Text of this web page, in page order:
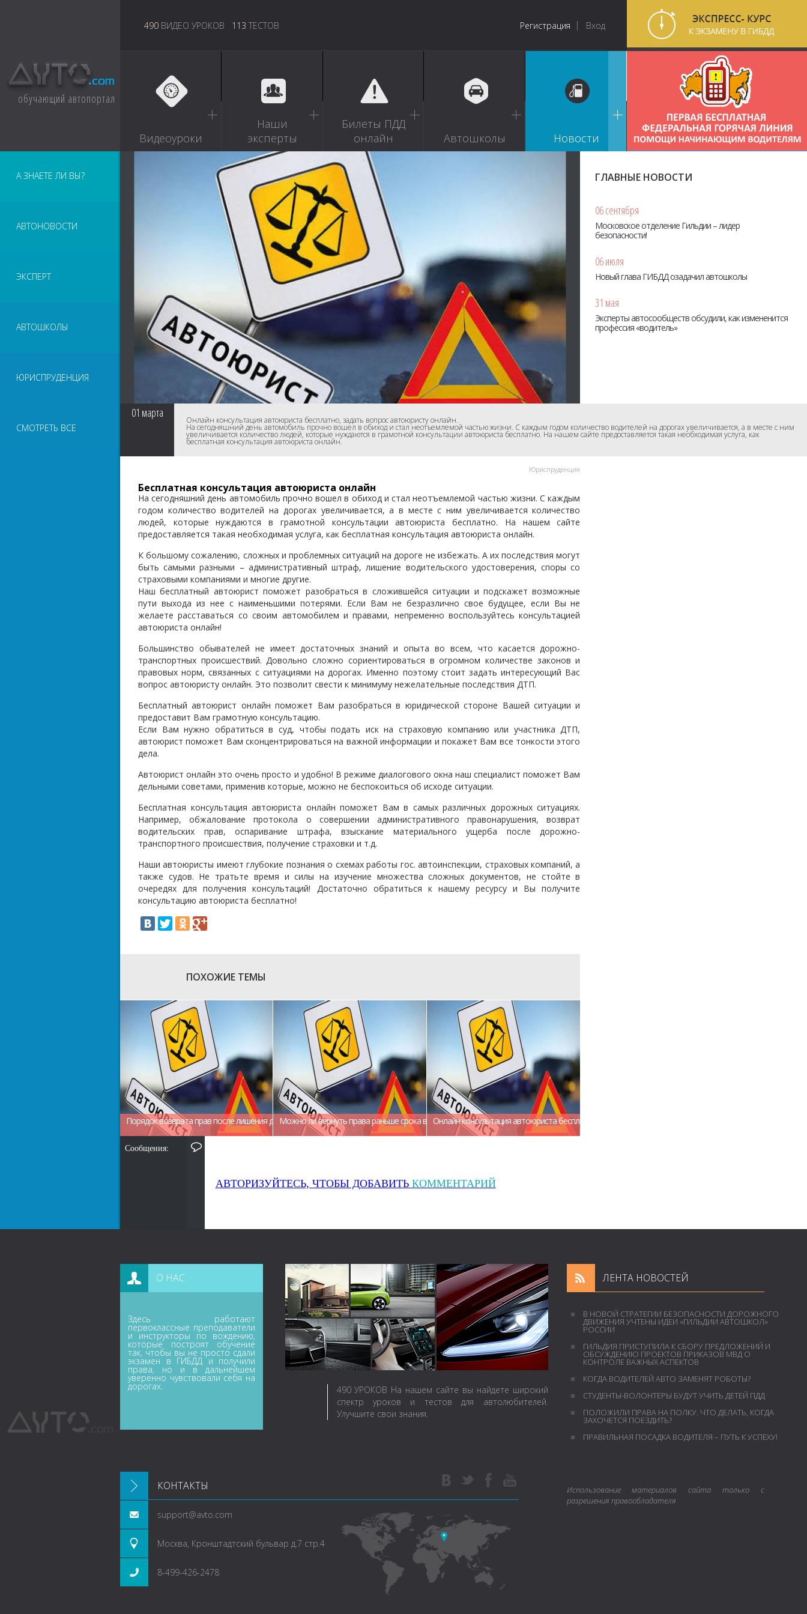
обучающий автопортал
490 ВИДЕО УРОКОВ 113 ТЕСТОВ Регистрация Вход
Видеоуроки
Наши
эксперты
Билеты ПДД
онлайн
Автошколы Новости
А ЗНАЕТЕ ЛИ ВЫ?
АВТОНОВОСТИ
ЭКСПЕРТ
АВТОШКОЛЫ
ЮРИСПРУДЕНЦИЯ
СМОТРЕТЬ ВСЕ
ГЛАВНЫЕ НОВОСТИ
06 сентября
Московское отделение Гильдии – лидер
безопасности!
06 июля
Новый глава ГИБДД озадачил автошколы
31 мая
Эксперты автосообществ обсудили, как измененится
профессия «водитель»
01 марта
Онлайн консультация автоюриста бесплатно, задать вопрос автоюристу онлайн.
На сегодняшний день автомобиль прочно вошел в обиход и стал неотъемлемой частью жизни. С каждым годом количество водителей на дорогах увеличивается, а в месте с ним
увеличивается количество людей, которые нуждаются в грамотной консультации автоюриста бесплатно. На нашем сайте предоставляется такая необходимая услуга, как
бесплатная консультация автоюриста онлайн.
Юриспруденция
Бесплатная консультация автоюриста онлайн
На сегодняшний день автомобиль прочно вошел в обиход и стал неотъемлемой частью жизни. С каждым
годом количество водителей на дорогах увеличивается, а в месте с ним увеличивается количество
людей, которые нуждаются в грамотной консультации автоюриста бесплатно. На нашем сайте
предоставляется такая необходимая услуга, как бесплатная консультация автоюриста онлайн.
К большому сожалению, сложных и проблемных ситуаций на дороге не избежать. А их последствия могут
быть самыми разными – административный штраф, лишение водительского удостоверения, споры со
страховыми компаниями и многие другие.
Наш бесплатный автоюрист поможет разобраться в сложившейся ситуации и подскажет возможные
пути выхода из нее с наименьшими потерями. Если Вам не безразлично свое будущее, если Вы не
желаете расставаться со своим автомобилем и правами, непременно воспользуйтесь консультацией
автоюриста онлайн!
Большинство обывателей не имеет достаточных знаний и опыта во всем, что касается дорожно-
транспортных происшествий. Довольно сложно сориентироваться в огромном количестве законов и
правовых норм, связанных с ситуациями на дорогах. Именно поэтому стоит задать интересующий Вас
вопрос автоюристу онлайн. Это позволит свести к минимуму нежелательные последствия ДТП.
Бесплатный автоюрист онлайн поможет Вам разобраться в юридической стороне Вашей ситуации и
предоставит Вам грамотную консультацию.
Если Вам нужно обратиться в суд, чтобы подать иск на страховую компанию или участника ДТП,
автоюрист поможет Вам сконцентрироваться на важной информации и покажет Вам все тонкости этого
дела.
Автоюрист онлайн это очень просто и удобно! В режиме диалогового окна наш специалист поможет Вам
дельными советами, применив которые, можно не беспокоиться об исходе ситуации.
Бесплатная консультация автоюриста онлайн поможет Вам в самых различных дорожных ситуациях.
Например, обжалование протокола о совершении административного правонарушения, возврат
водительских прав, оспаривание штрафа, взыскание материального ущерба после дорожно-
транспортного происшествия, получение страховки и т.д.
Наши автоюристы имеют глубокие познания о схемах работы гос. автоинспекции, страховых компаний, а
также судов. Не тратьте время и силы на изучение множества сложных документов, не стойте в
очередях для получения консультаций! Достаточно обратиться к нашему ресурсу и Вы получите
консультацию автоюриста бесплатно!
ПОХОЖИЕ ТЕМЫ
Порядок возврата прав после лишения досрочно с консультацией юриста.Можно ли вернуть права раньше срока в гибдд и как вернуть права досрочно на нашем сайте.
Онлайн консультация автоюриста бесплатно, задать вопрос автоюристу онлайн.
Сообщения:
АВТОРИЗУЙТЕСЬ, ЧТОБЫ ДОБАВИТЬ КОММЕНТАРИЙ
О НАС
Здесь работают
первоклассные преподаватели
и инструкторы по вождению,
которые построят обучение
так, чтобы вы не просто сдали
экзамен в ГИБДД и получили
права, но и в дальнейшем
уверенно чувствовали себя на
дорогах. 490УРОКОВ На нашем сайте вы найдете широкий
спектр уроков и тестов для автолюбителей.
Улучшите свои знания.
ЛЕНТА НОВОСТЕЙ
В НОВОЙ СТРАТЕГИИ БЕЗОПАСНОСТИ ДОРОЖНОГО
ДВИЖЕНИЯ УЧТЕНЫ ИДЕИ «ГИЛЬДИИ АВТОШКОЛ»
РОССИИ
ГИЛЬДИЯ ПРИСТУПИЛА К СБОРУ ПРЕДЛОЖЕНИЙ И
ОБСУЖДЕНИЮ ПРОЕКТОВ ПРИКАЗОВ МВД О
КОНТРОЛЕ ВАЖНЫХ АСПЕКТОВ
КОГДА ВОДИТЕЛЕЙ АВТО ЗАМЕНЯТ РОБОТЫ?
СТУДЕНТЫ-ВОЛОНТЕРЫ БУДУТ УЧИТЬ ДЕТЕЙ ПДД
ПОЛОЖИЛИ ПРАВА НА ПОЛКУ. ЧТО ДЕЛАТЬ, КОГДА
ЗАХОЧЕТСЯ ПОЕЗДИТЬ?
ПРАВИЛЬНАЯ ПОСАДКА ВОДИТЕЛЯ – ПУТЬ К УСПЕХУ!
КОНТАКТЫ
support@avto.com
Москва, Кронштадтский бульвар д.7 стр.4
8-499-426-2478
Использование материалов сайта только с
разрешения правообладателя